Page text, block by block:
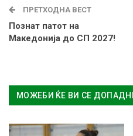
ПРЕТХОДНА ВЕСТ
Познат патот на
Македонија до СП 2027!
МОЖЕБИ ЌЕ ВИ СЕ